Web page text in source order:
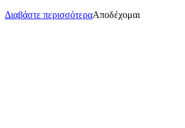
Διαβάστε περισσότεραΑποδέχομαι